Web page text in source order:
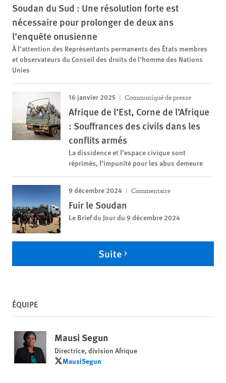
Soudan du Sud : Une résolution forte est
nécessaire pour prolonger de deux ans
l’enquête onusienne
À l’attention des Représentants permanents des États membres
et observateurs du Conseil des droits de l’homme des Nations
Unies
16 janvier 2025 Communiqué de presse
Afrique de l’Est, Corne de l’Afrique
: Souffrances des civils dans les
conflits armés
La dissidence et l’espace civique sont
réprimés, l’impunité pour les abus demeure
9 décembre 2024 Commentaire
Fuir le Soudan
Le Brief du Jour du 9 décembre 2024
Suite
ÉQUIPE
Mausi Segun
Directrice, division Afrique
MausiSegun
MausiSegun